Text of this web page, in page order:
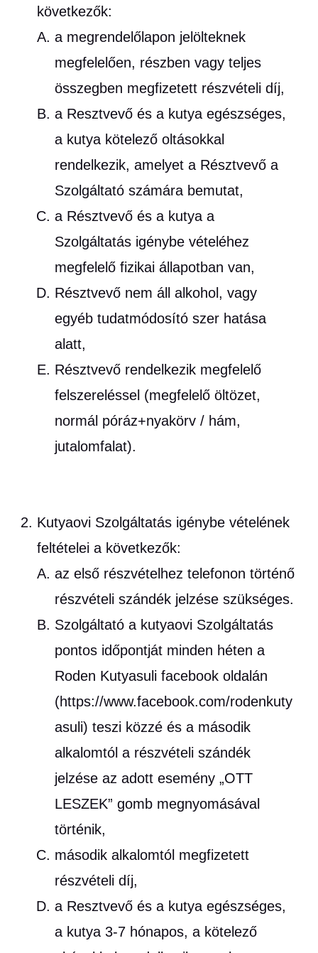
következők:
a megrendelőlapon jelölteknek
megfelelően, részben vagy teljes
összegben megfizetett részvételi díj,
a Resztvevő és a kutya egészséges,
a kutya kötelező oltásokkal
rendelkezik, amelyet a Résztvevő a
Szolgáltató számára bemutat,
a Résztvevő és a kutya a
Szolgáltatás igénybe vételéhez
megfelelő fizikai állapotban van,
Résztvevő nem áll alkohol, vagy
egyéb tudatmódosító szer hatása
alatt,
Résztvevő rendelkezik megfelelő
felszereléssel (megfelelő öltözet,
normál póráz+nyakörv / hám,
jutalomfalat).
Kutyaovi Szolgáltatás igénybe vételének
feltételei a következők:
az első részvételhez telefonon történő
részvételi szándék jelzése szükséges.
Szolgáltató a kutyaovi Szolgáltatás
pontos időpontját minden héten a
Roden Kutyasuli facebook oldalán
(https://www.facebook.com/rodenkuty
asuli) teszi közzé és a második
alkalomtól a részvételi szándék
jelzése az adott esemény „OTT
LESZEK” gomb megnyomásával
történik,
második alkalomtól megfizetett
részvételi díj,
a Resztvevő és a kutya egészséges,
a kutya 3-7 hónapos, a kötelező